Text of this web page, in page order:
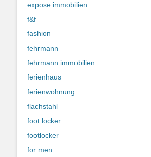
expose immobilien
f&f
fashion
fehrmann
fehrmann immobilien
ferienhaus
ferienwohnung
flachstahl
foot locker
footlocker
for men